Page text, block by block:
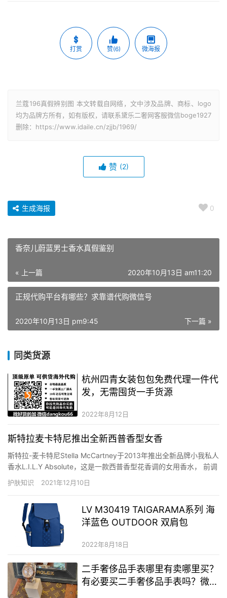
打赏 赞(6) 微海报
兰蔻196真假辨别图 本文转载自网络，文中涉及品牌、商标、logo
均为品牌方所有，如有版权，请联系黛乐二奢网客服微信boge1927
删除：https://www.idaile.cn/zjjb/1969/
赞 (2)
0
生成海报
香奈儿蔚蓝男士香水真假鉴别
« 上一篇 2020年10月13日 am11:20
正规代购平台有哪些？求靠谱代购微信号
下一篇 »
2020年10月13日 pm9:45
同类货源
杭州四青女装包包免费代理一件代
发，无需囤货一手货源
2022年8月12日
斯特拉麦卡特尼推出全新西普香型女香
斯特拉-麦卡特尼Stella McCartney于2013年推出全新品牌小我私人
香水L.I.L.Y Absolute，这是一款西普香型花香调的女用香水， 前调
是薯块根和黑胡椒；中调是粉色胡椒、铃兰和麝香锦葵；基调是琥
珀、广藿香、橡苔和白木。 斯特拉麦卡特尼推出全新西普香型女香
护肤知识 2021年12月10日
LV M30419 TAIGARAMA系列 海
洋蓝色 OUTDOOR 双肩包
2022年8月18日
二手奢侈品手表哪里有卖哪里买？
有必要买二手奢侈品手表吗？微信